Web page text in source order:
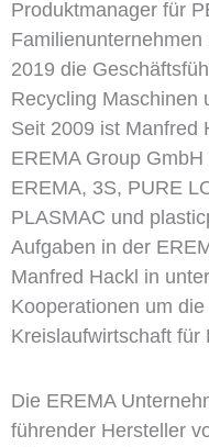
Produktmanager für
2019 die
Recycling Maschinen
Seit 2009 ist Manfred
EREMA Group
EREMA, 3S, PURE
PLASMAC und
Aufgaben in der
Manfred Hackl in
Kooperationen um
Kreislaufwirtschaft für
Die EREMA
führender Hersteller